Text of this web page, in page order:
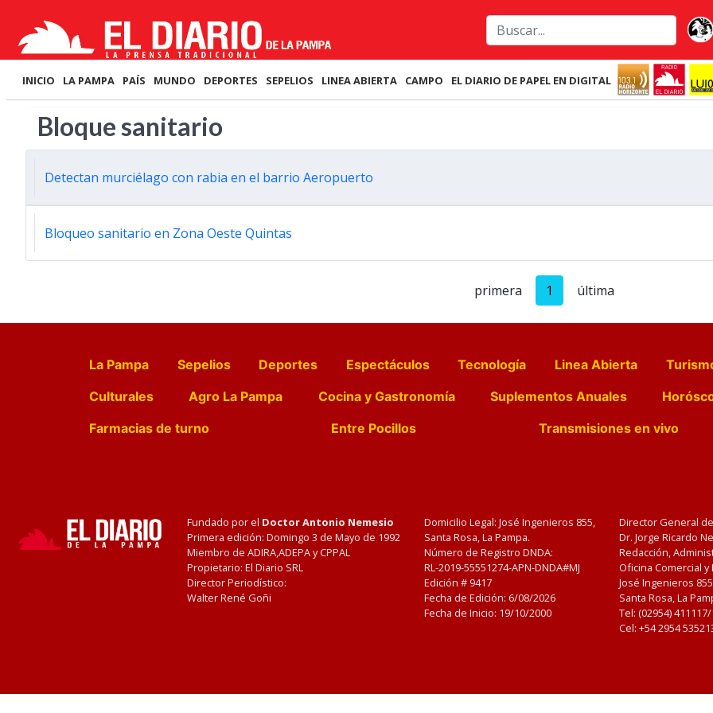
INICIO LA PAMPA PAÍS MUNDO DEPORTES SEPELIOS LINEA ABIERTA CAMPO EL DIARIO DE PAPEL EN DIGITAL
Bloque sanitario
Detectan murciélago con rabia en el barrio Aeropuerto
Bloqueo sanitario en Zona Oeste Quintas
primera 1 última
La Pampa Sepelios Deportes Espectáculos Tecnología Linea Abierta
Culturales
Agro La Pampa Cocina y Gastronomía Suplementos Anuales
Farmacias de turno
Entre Pocillos Transmisiones en vivo
Fundado por el Doctor Antonio Nemesio
Primera edición: Domingo 3 de Mayo de 1992
Miembro de ADIRA,ADEPA y CPPAL
Propietario: El Diario SRL
Director Periodístico:
Walter René Goñi
Domicilio Legal: José Ingenieros 855,
Santa Rosa, La Pampa.
Número de Registro DNDA:
RL-2019-55551274-APN-DNDA#MJ
Edición # 9417
Fecha de Edición: 6/08/2026
Fecha de Inicio: 19/10/2000
Director General
Dr. Jorge Ricardo
Redacción,
Oficina Comercial
José Ingenieros
Santa Rosa, La
Tel: (02954)
Cel: +54 2954